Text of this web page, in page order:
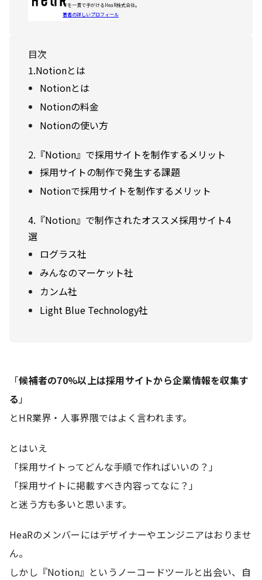
でを一貫で手がけるHeaR株式会社。
著者の詳しいプロフィール
目次
1.Notionとは
Notionとは
Notionの料金
Notionの使い方
2.『Notion』で採用サイトを制作するメリット
採用サイトの制作で発生する課題
Notionで採用サイトを制作するメリット
4.『Notion』で制作されたオススメ採用サイト4
選
ログラス社
みんなのマーケット社
カンム社
Light Blue Technology社
「候補者の70%以上は採用サイトから企業情報を収集す
る」
とHR業界・人事界隈ではよく言われます。
とはいえ
「採用サイトってどんな手順で作ればいいの？」
「採用サイトに掲載すべき内容ってなに？」
と迷う方も多いと思います。
HeaRのメンバーにはデザイナーやエンジニアはおりませ
ん。
しかし『Notion』というノーコードツールと出会い、自